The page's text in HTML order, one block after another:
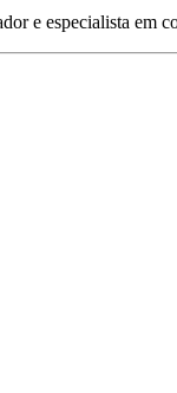
e especialista em